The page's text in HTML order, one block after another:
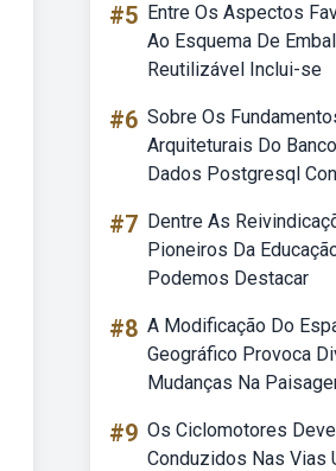
#5 Entre Os Aspectos
Ao Esquema De
Reutilizável Inclui-se
#6 Sobre Os
Arquiteturais Do
Dados Postgresql
#7 Dentre As
Pioneiros Da
Podemos Destacar
#8 A Modificação Do
Geográfico Provoca
Mudanças Na
#9 Os Ciclomotores
Conduzidos Nas Vias